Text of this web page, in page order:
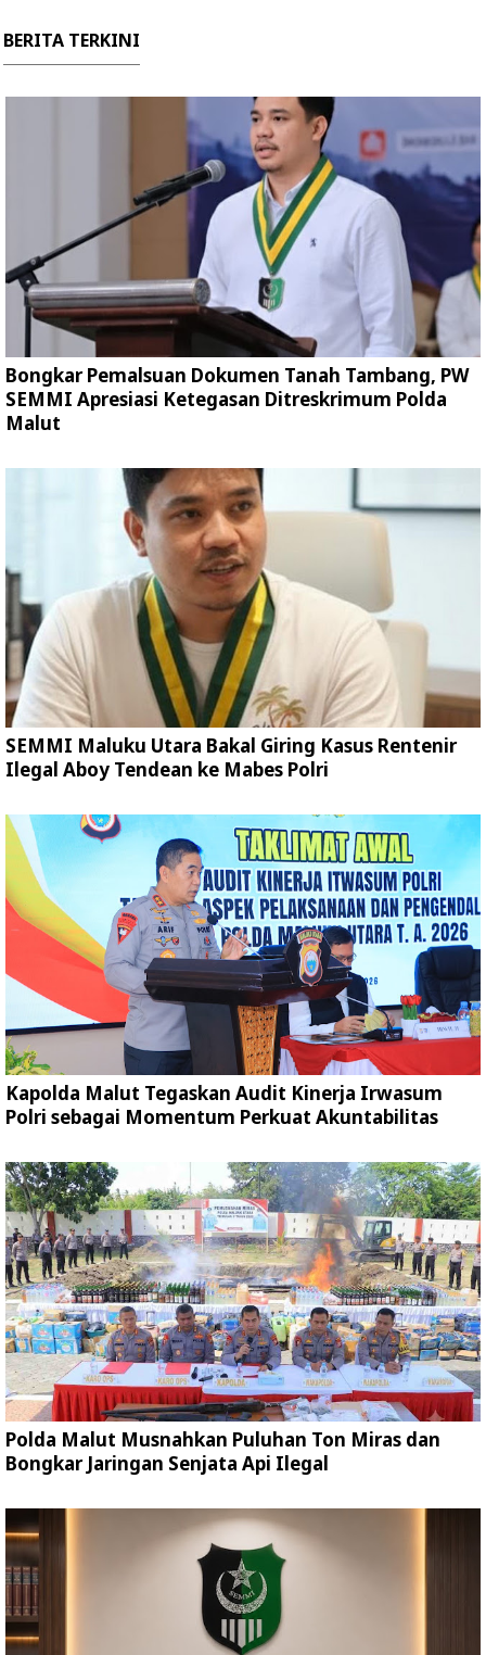
BERITA TERKINI
Bongkar Pemalsuan Dokumen Tanah Tambang, PW
SEMMI Apresiasi Ketegasan Ditreskrimum Polda
Malut
SEMMI Maluku Utara Bakal Giring Kasus Rentenir
Ilegal Aboy Tendean ke Mabes Polri
Kapolda Malut Tegaskan Audit Kinerja Irwasum
Polri sebagai Momentum Perkuat Akuntabilitas
Polda Malut Musnahkan Puluhan Ton Miras dan
Bongkar Jaringan Senjata Api Ilegal